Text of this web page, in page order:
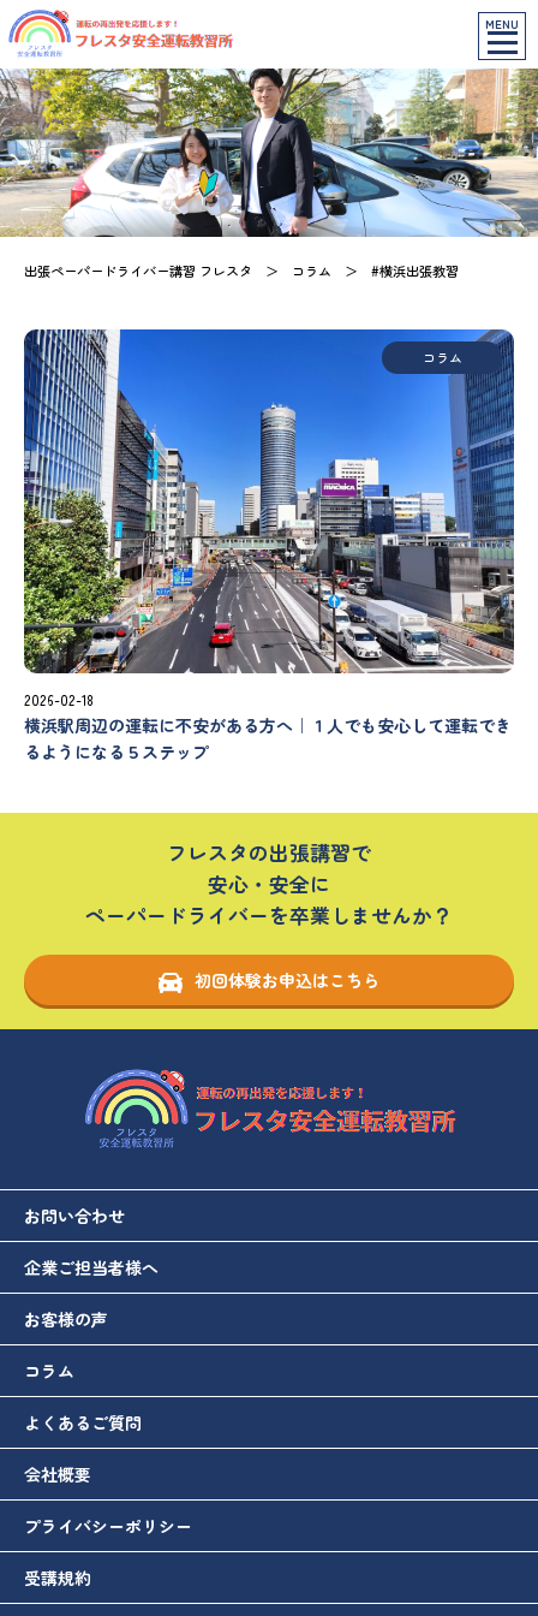
MENU
出張ペーパードライバー講習 フレスタ ＞ コラム ＞ #横浜出張教習
コラム
2026-02-18
横浜駅周辺の運転に不安がある方へ｜１人でも安心して運転でき
るようになる５ステップ
フレスタの出張講習で
安心・安全に
ペーパードライバーを卒業しませんか？
初回体験お申込はこちら
お問い合わせ
企業ご担当者様へ
お客様の声
コラム
よくあるご質問
会社概要
プライバシーポリシー
受講規約